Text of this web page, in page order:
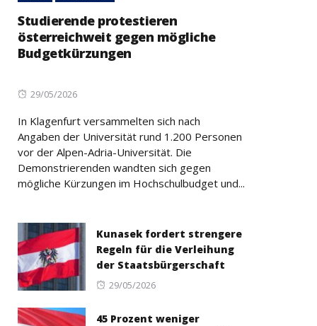
Studierende protestieren
österreichweit gegen mögliche
Budgetkürzungen
Posted
29/05/2026
In Klagenfurt versammelten sich nach
Angaben der Universität rund 1.200 Personen
vor der Alpen-Adria-Universität. Die
Demonstrierenden wandten sich gegen
mögliche Kürzungen im Hochschulbudget und...
Kunasek fordert strengere
Regeln für die Verleihung
der Staatsbürgerschaft
Posted
29/05/2026
45 Prozent weniger